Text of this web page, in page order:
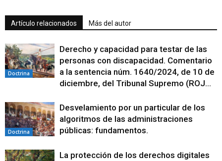
Artículo relacionados Más del autor
Doctrina
Derecho y capacidad para testar de las
personas con discapacidad. Comentario
a la sentencia núm. 1640/2024, de 10 de
diciembre, del Tribunal Supremo (ROJ...
Doctrina
Desvelamiento por un particular de los
algoritmos de las administraciones
públicas: fundamentos.
La protección de los derechos digitales